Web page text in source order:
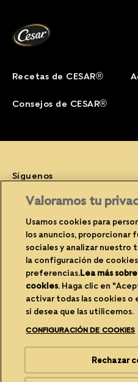
Recetas de CESAR®
Consejos de CESAR®
Síguenos
Privacidad(opens in new window)
Avisos legales(opens in new
Propietario del sitio
Reciclabilidad del envase(opens
Carreras(opens in new window)
®/TM Cesar. Marca Comercial de
Valoramos tu
Usamos cookies para
los anuncios, proporcionar
sociales y analizar nuestro
la configuración de cookies
preferencias.Lea más
cookies(opens in a new
. Haga clic en
activar todas las cookies o
si desea que las utilicemos.
CONFIGURACIÓN DE COOKIES
Rechazar